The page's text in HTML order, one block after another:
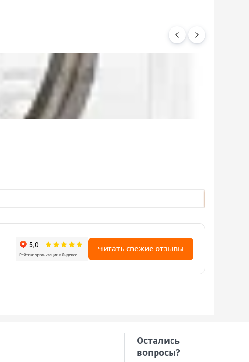
Читать свежие отзывы
Остались
вопросы?